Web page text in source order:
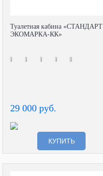
Туалетная кабина «СТАНДАРТ
ЭКОМАРКА-КК»
29 000 руб.
КУПИТЬ